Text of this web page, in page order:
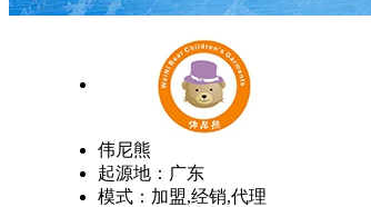
伟尼熊
起源地：广东
模式：加盟,经销,代理